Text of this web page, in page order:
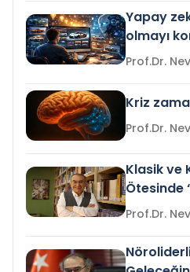
Yapay
olmayı
Kriz
Klasik ve
Ötesinde